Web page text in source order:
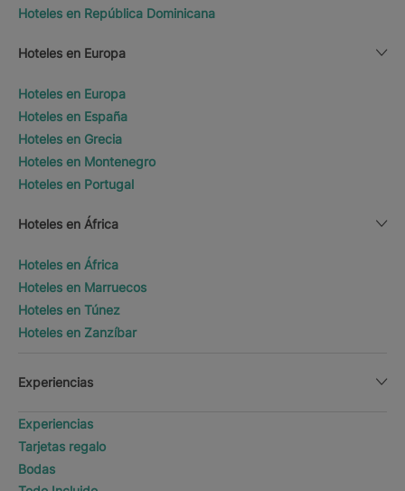
Hoteles en República Dominicana
Hoteles en Europa
Hoteles en Europa
Hoteles en España
Hoteles en Grecia
Hoteles en Montenegro
Hoteles en Portugal
Hoteles en África
Hoteles en África
Hoteles en Marruecos
Hoteles en Túnez
Hoteles en Zanzíbar
Experiencias
Experiencias
Tarjetas regalo
Bodas